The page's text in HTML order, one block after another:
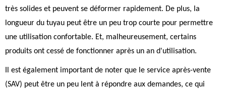
très solides et peuvent se déformer rapidement. De plus, la
longueur du tuyau peut être un peu trop courte pour permettre
une utilisation confortable. Et, malheureusement, certains
produits ont cessé de fonctionner après un an d'utilisation.
Il est également important de noter que le service après-vente
(SAV) peut être un peu lent à répondre aux demandes, ce qui